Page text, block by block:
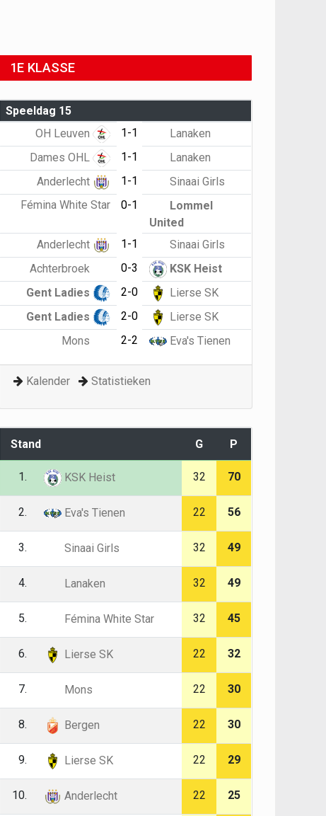
1E KLASSE
Speeldag 15
OH Leuven
1-1
Lanaken
Dames OHL
1-1
Lanaken
Anderlecht
1-1
Sinaai Girls
Fémina White Star
0-1
Lommel
United
Anderlecht
1-1
Sinaai Girls
Achterbroek
0-3
KSK Heist
Gent Ladies
2-0
Lierse SK
Gent Ladies
2-0
Lierse SK
Mons
2-2 Eva's Tienen
Kalender Statistieken
Stand G P
1. KSK Heist 32 70
2. Eva's Tienen 22 56
3. Sinaai Girls 32 49
4. Lanaken 32 49
5. Fémina White Star 32 45
6. Lierse SK 22 32
7. Mons 22 30
8. Bergen 22 30
9. Lierse SK 22 29
10. Anderlecht 22 25